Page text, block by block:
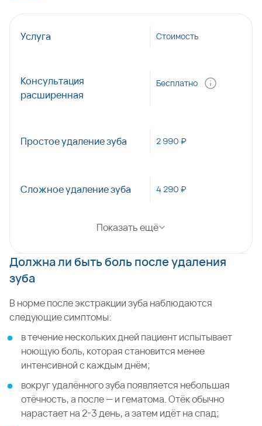
Услуга Стоимость
Консультация
расширенная
Бесплатно
Простое удаление зуба 2 990 ₽
Сложное удаление зуба 4 290 ₽
Показать ещё
Должна ли быть боль после удаления
зуба
В норме после экстракции зуба наблюдаются
следующие симптомы:
в течение нескольких дней пациент испытывает
ноющую боль, которая становится менее
интенсивной с каждым днём;
вокруг удалённого зуба появляется небольшая
отёчность, а после — и гематома. Отёк обычно
нарастает на 2-3 день, а затем идёт на спад;